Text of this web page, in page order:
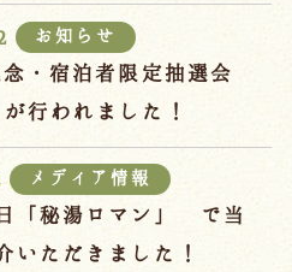
お知らせ
念・宿泊者限定抽選会
が行われました！
メディア情報
「秘湯ロマン」 で当
いただきました！